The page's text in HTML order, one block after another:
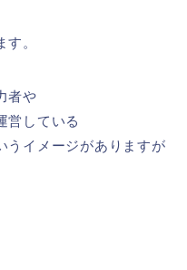
。
者や
営している
うイメージがありますが